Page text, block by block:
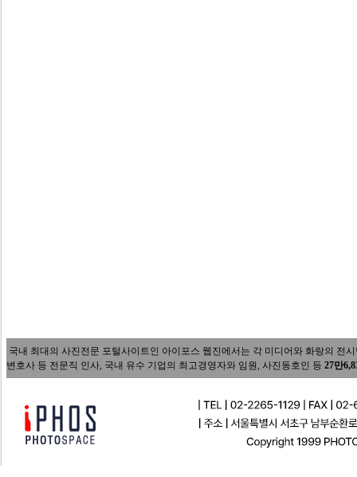
국내 최대의 사진전문 포털사이트인 아이포스 웹진에서는 각 미디어와 화랑의 전
변호사 등 전문직 인사, 국내 유수 기업의 최고경영자와 임원, 사진동호인 등 27만